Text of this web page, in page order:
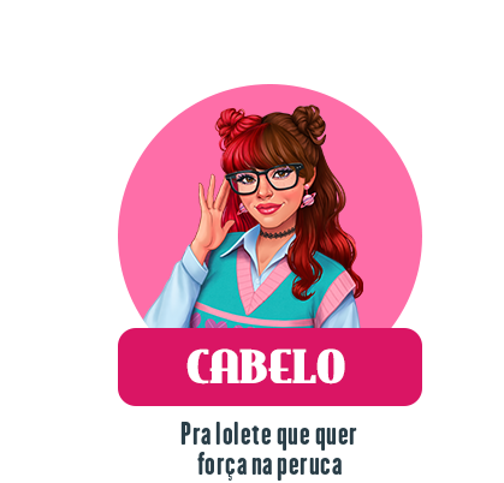
Pra lolete que quer
força na peruca